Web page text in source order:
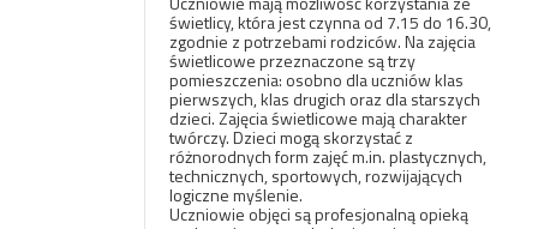
świetlicy, która jest czynna od 7.15 do 16.30,
zgodnie z potrzebami rodziców. Na zajęcia
świetlicowe przeznaczone są trzy
pomieszczenia: osobno dla uczniów klas
pierwszych, klas drugich oraz dla starszych
dzieci. Zajęcia świetlicowe mają charakter
twórczy. Dzieci mogą skorzystać z
różnorodnych form zajęć m.in. plastycznych,
technicznych, sportowych, rozwijających
logiczne myślenie.
Uczniowie objęci są profesjonalną opieką